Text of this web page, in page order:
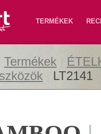
TERMÉKEK
Termékek
LT2141